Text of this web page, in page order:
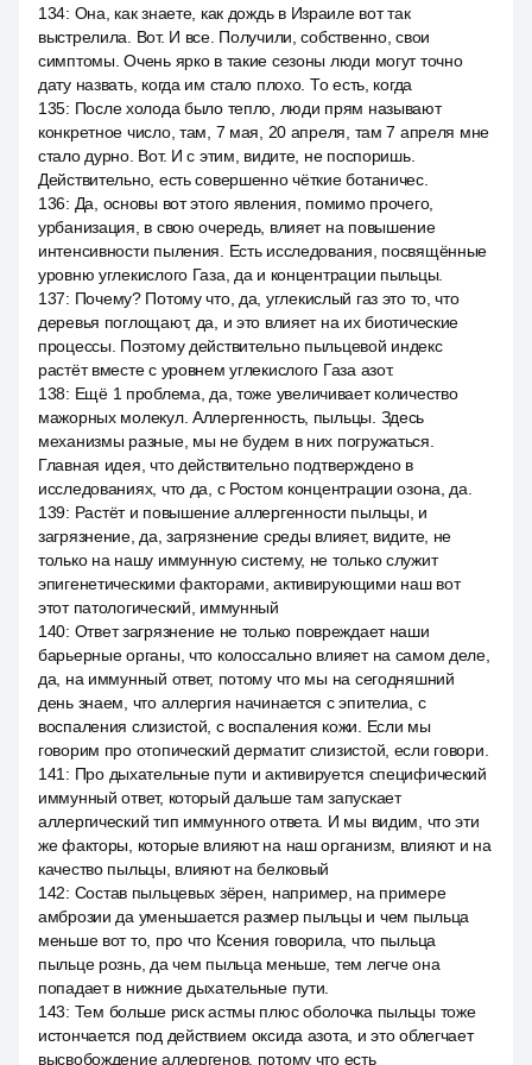
134: Она, как знаете, как дождь в Израиле вот так
выстрелила. Вот. И все. Получили, собственно, свои
симптомы. Очень ярко в такие сезоны люди могут точно
дату назвать, когда им стало плохо. То есть, когда
135: После холода было тепло, люди прям называют
конкретное число, там, 7 мая, 20 апреля, там 7 апреля мне
стало дурно. Вот. И с этим, видите, не поспоришь.
Действительно, есть совершенно чёткие ботаничес.
136: Да, основы вот этого явления, помимо прочего,
урбанизация, в свою очередь, влияет на повышение
интенсивности пыления. Есть исследования, посвящённые
уровню углекислого Газа, да и концентрации пыльцы.
137: Почему? Потому что, да, углекислый газ это то, что
деревья поглощают, да, и это влияет на их биотические
процессы. Поэтому действительно пыльцевой индекс
растёт вместе с уровнем углекислого Газа азот.
138: Ещё 1 проблема, да, тоже увеличивает количество
мажорных молекул. Аллергенность, пыльцы. Здесь
механизмы разные, мы не будем в них погружаться.
Главная идея, что действительно подтверждено в
исследованиях, что да, с Ростом концентрации озона, да.
139: Растёт и повышение аллергенности пыльцы, и
загрязнение, да, загрязнение среды влияет, видите, не
только на нашу иммунную систему, не только служит
эпигенетическими факторами, активирующими наш вот
этот патологический, иммунный
140: Ответ загрязнение не только повреждает наши
барьерные органы, что колоссально влияет на самом деле,
да, на иммунный ответ, потому что мы на сегодняшний
день знаем, что аллергия начинается с эпителиа, с
воспаления слизистой, с воспаления кожи. Если мы
говорим про отопический дерматит слизистой, если говори.
141 : Про дыхательные пути и активируется специфический
иммунный ответ, который дальше там запускает
аллергический тип иммунного ответа. И мы видим, что эти
же факторы, которые влияют на наш организм, влияют и на
качество пыльцы, влияют на белковый
142: Состав пыльцевых зёрен, например, на примере
амброзии да уменьшается размер пыльцы и чем пыльца
меньше вот то, про что Ксения говорила, что пыльца
пыльце рознь, да чем пыльца меньше, тем легче она
попадает в нижние дыхательные пути.
143: Тем больше риск астмы плюс оболочка пыльцы тоже
истончается под действием оксида азота, и это облегчает
высвобождение аллергенов, потому что есть